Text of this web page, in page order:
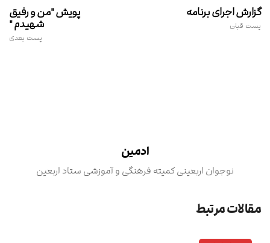
پویش "من و رفیق
شهیدم "
پست بعدی
گزارش اجرای برنامه
پست قبلی
ادمین
نوجوان اربعینی کمیته فرهنگی و آموزشی ستاد اربعین
مقالات مرتبط